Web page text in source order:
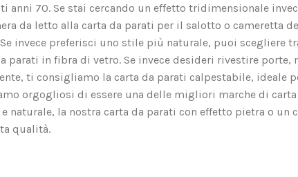
anni 70. Se stai cercando un effetto tridimensionale
da letto alla carta da parati per il salotto o cameretta
invece preferisci uno stile più naturale, puoi scegliere
in fibra di vetro. Se invece desideri rivestire
ti consigliamo la carta da parati calpestabile,
orgogliosi di essere una delle migliori marche di
la nostra carta da parati con effetto pietra o
qualità.